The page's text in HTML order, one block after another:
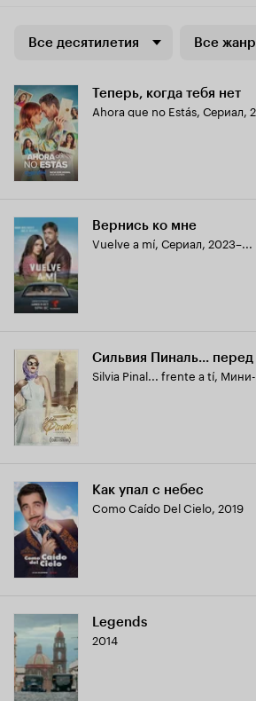
Все десятилетия Все
Теперь, когда тебя нет
Ahora que no Estás, Сериал,
Вернись ко мне
Vuelve a mí, Сериал, 2023–...
Сильвия Пиналь... перед
Silvia Pinal... frente a tí, Мини-
Как упал с небес
Como Caído Del Cielo, 2019
Legends
2014